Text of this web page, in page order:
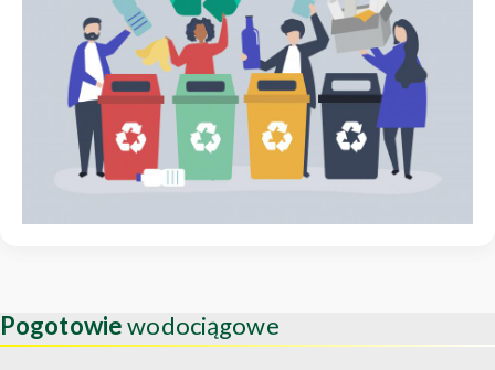
Pogotowiewodociągowe